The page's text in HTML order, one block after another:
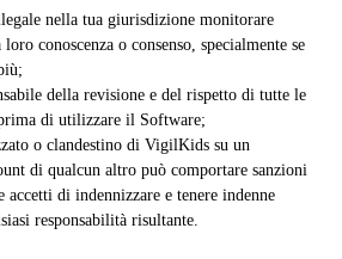
nella tua giurisdizione monitorare
conoscenza o consenso, specialmente se
della revisione e del rispetto di tutte le
di utilizzare il Software;
o clandestino di VigilKids su un
di qualcun altro può comportare sanzioni
di indennizzare e tenere indenne
responsabilità risultante.